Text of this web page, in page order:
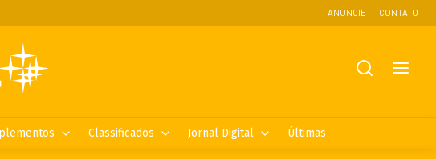
ANUNCIE CONTATO
Classificados Jornal Digital Últimas